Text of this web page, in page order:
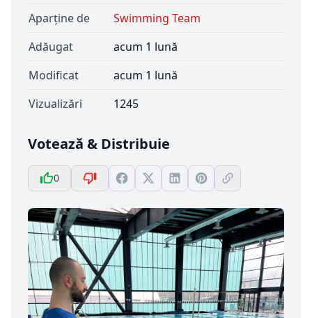
Aparține de
Swimming Team
Adăugat
acum 1 lună
Modificat
acum 1 lună
Vizualizări
1245
Votează & Distribuie
0